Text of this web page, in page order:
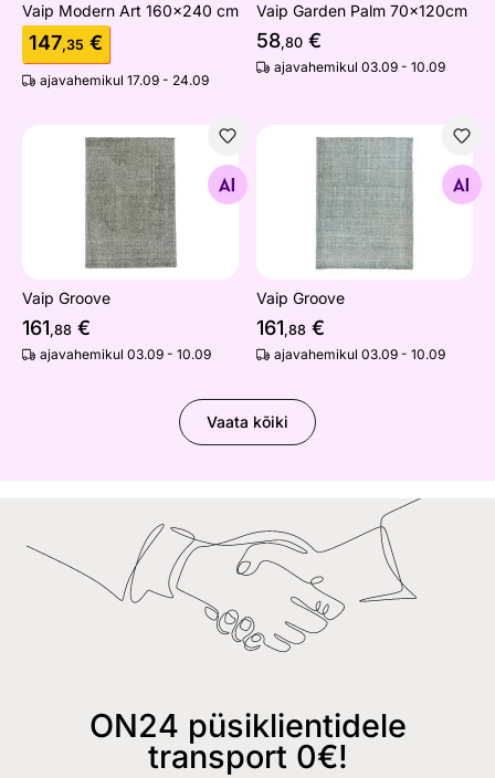
Vaip Modern Art 160x240 cm
147,35 €
ajavahemikul 17.09 - 24.09
Vaip Garden Palm 70x120cm
58,80 €
ajavahemikul 03.09 - 10.09
Vaip Groove
Otsi sarnaseid
Vaip Groove
161,88 €
ajavahemikul 03.09 - 10.09
Vaip Groove
Otsi sarnaseid
Vaip Groove
161,88 €
ajavahemikul 03.09 - 10.09
Vaata kõiki
ON24 püsiklientidele
transport 0€!